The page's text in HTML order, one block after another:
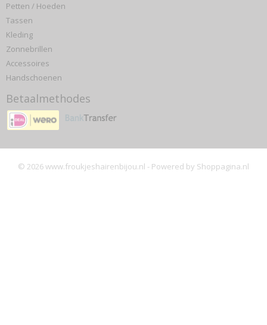
Petten / Hoeden
Tassen
Kleding
Zonnebrillen
Accessoires
Handschoenen
Betaalmethodes
© 2026 www.froukjeshairenbijou.nl - Powered by Shoppagina.nl